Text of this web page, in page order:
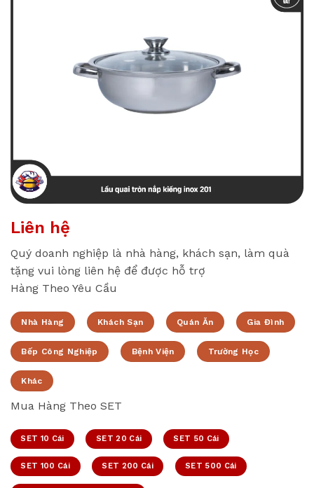
Liên hệ
Quý doanh nghiệp là nhà hàng, khách sạn, làm quà
tặng vui lòng liên hệ để được hỗ trợ
Hàng Theo Yêu Cầu
Nhà Hàng Khách Sạn Quán Ăn Gia Đình
Bếp Công Nghiệp Bệnh Viện Trường Học
Khác
Mua Hàng Theo SET
SET 10 Cái SET 20 Cái SET 50 Cái
SET 100 Cái SET 200 Cái SET 500 Cái